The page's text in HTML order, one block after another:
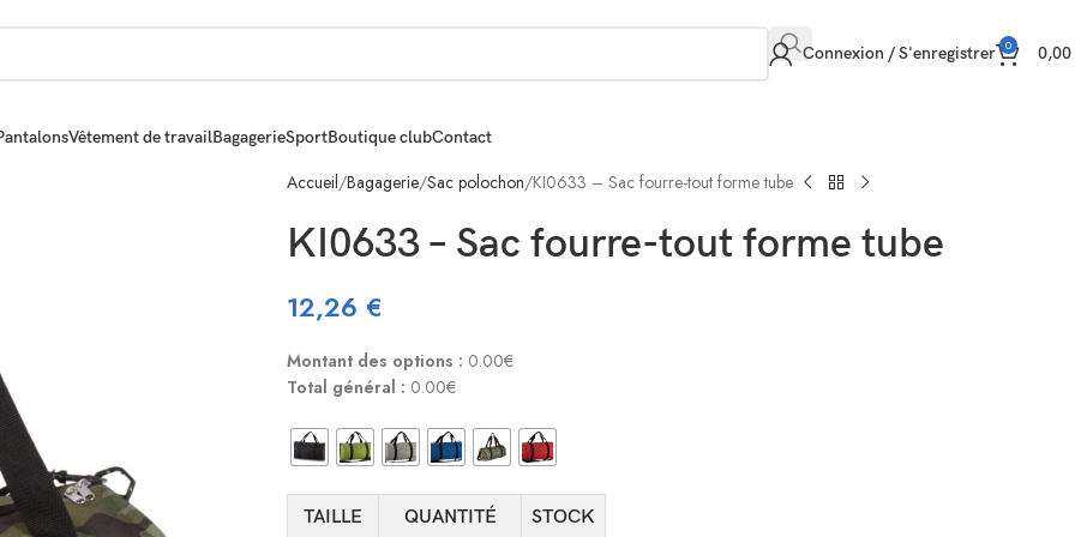
Connexion / S'enregistrer 0 0,00
Vêtement de travailBagagerieSportBoutique clubContact
Accueil Bagagerie Sac polochon KI0633 – Sac fourre-tout forme tube
KI0633 – Sac fourre-tout forme tube
12,26 €
Montant des options : 0.00€
Total général : 0.00€
TAILLE QUANTITÉ STOCK